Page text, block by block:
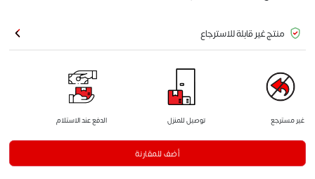
منتج غير قابلة للاسترجاع
غير مسترجع توصيل للمنزل الدفع عند الاستلام
أضف للمقارنة